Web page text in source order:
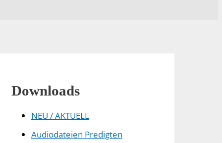
Downloads
NEU / AKTUELL
Audiodateien Predigten